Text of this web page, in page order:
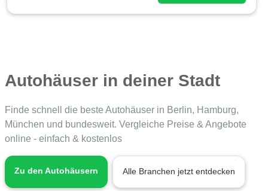
Autohäuser in deiner Stadt
Finde schnell die beste Autohäuser in Berlin, Hamburg,
München und bundesweit. Vergleiche Preise & Angebote
online - einfach & kostenlos
Zu den Autohäusern Alle Branchen jetzt entdecken